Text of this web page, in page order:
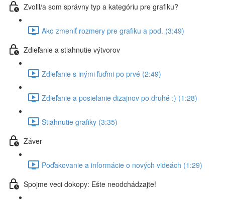
Zvolil/a som správny typ a kategóriu pre grafiku?
Ako zmeniť rozmery pre grafiku a pod. (3:49)
Zdieľanie a stiahnutie výtvorov
Zdieľanie s inými ľuďmi po prvé (2:49)
Zdieľanie a posielanie dizajnov po druhé :) (1:28)
Stiahnutie grafiky (3:35)
Záver
Poďakovanie a informácie o nových videách (1:29)
Spojme veci dokopy: Ešte neodchádzajte!